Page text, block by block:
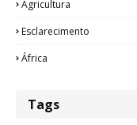
Agricultura
Esclarecimento
África
Tags